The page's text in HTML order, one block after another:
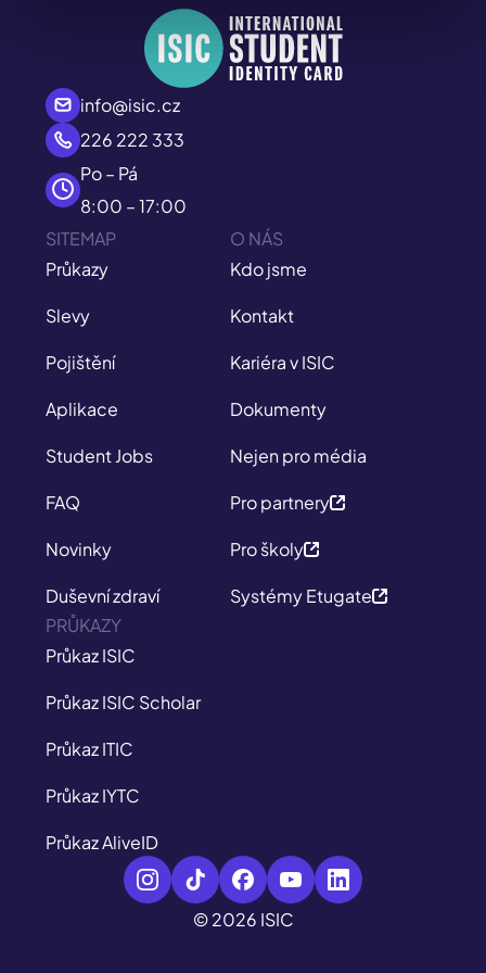
info@isic.cz
226 222 333
Po – Pá
8:00 – 17:00
SITEMAP
Průkazy
Slevy
Pojištění
Aplikace
Student Jobs
FAQ
Novinky
Duševní zdraví
O NÁS
Kdo jsme
Kontakt
Kariéra v ISIC
Dokumenty
Nejen pro média
Pro partnery
Pro školy
Systémy Etugate
PRŮKAZY
Průkaz ISIC
Průkaz ISIC Scholar
Průkaz ITIC
Průkaz IYTC
Průkaz AliveID
© 2026 ISIC